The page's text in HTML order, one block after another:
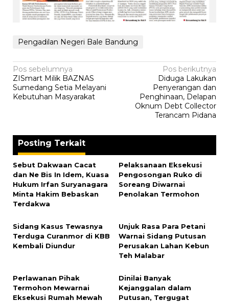
Pengadilan Negeri Bale Bandung
Navigasi
pos
Pos sebelumnya
‎ZISmart Milik BAZNAS
Sumedang Setia Melayani
Kebutuhan Masyarakat
Pos berikutnya
‎Diduga Lakukan
Penyerangan dan
Penghinaan, Delapan
Oknum Debt Collector
Terancam Pidana
Posting Terkait
Sebut Dakwaan Cacat
dan Ne Bis In Idem, Kuasa
Hukum Irfan Suryanagara
Minta Hakim Bebaskan
Terdakwa
Pelaksanaan Eksekusi
Pengosongan Ruko di
Soreang Diwarnai
Penolakan Termohon
Sidang Kasus Tewasnya
Terduga Curanmor di KBB
Kembali Diundur
Unjuk Rasa Para Petani
Warnai Sidang Putusan
Perusakan Lahan Kebun
Teh Malabar
Perlawanan Pihak
Termohon Mewarnai
Eksekusi Rumah Mewah
Dinilai Banyak
Kejanggalan dalam
Putusan, Tergugat